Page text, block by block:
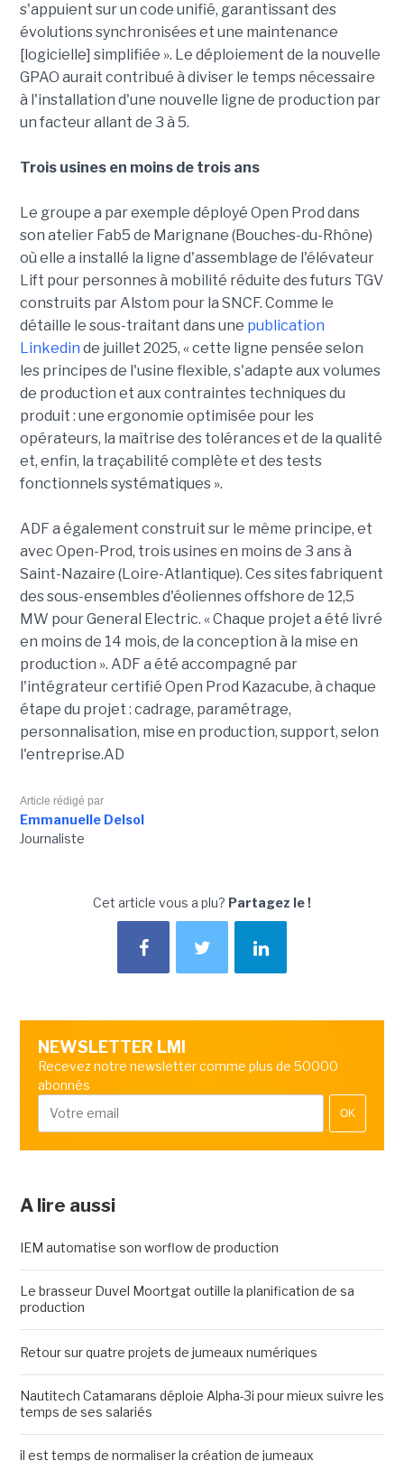
s'appuient sur un code unifié, garantissant des
évolutions synchronisées et une maintenance
[logicielle] simplifiée ». Le déploiement de la nouvelle
GPAO aurait contribué à diviser le temps nécessaire
à l'installation d'une nouvelle ligne de production par
un facteur allant de 3 à 5.
Trois usines en moins de trois ans
Le groupe a par exemple déployé Open Prod dans
son atelier Fab5 de Marignane (Bouches-du-Rhône)
où elle a installé la ligne d'assemblage de l'élévateur
Lift pour personnes à mobilité réduite des futurs TGV
construits par Alstom pour la SNCF. Comme le
détaille le sous-traitant dans une publication
Linkedin de juillet 2025, « cette ligne pensée selon
les principes de l'usine flexible, s'adapte aux volumes
de production et aux contraintes techniques du
produit : une ergonomie optimisée pour les
opérateurs, la maîtrise des tolérances et de la qualité
et, enfin, la traçabilité complète et des tests
fonctionnels systématiques ».
ADF a également construit sur le même principe, et
avec Open-Prod, trois usines en moins de 3 ans à
Saint-Nazaire (Loire-Atlantique). Ces sites fabriquent
des sous-ensembles d'éoliennes offshore de 12,5
MW pour General Electric. « Chaque projet a été livré
en moins de 14 mois, de la conception à la mise en
production ». ADF a été accompagné par
l'intégrateur certifié Open Prod Kazacube, à chaque
étape du projet : cadrage, paramétrage,
personnalisation, mise en production, support, selon
l'entreprise.AD
Article rédigé par
Emmanuelle Delsol
Journaliste
Cet article vous a plu? Partagez le !
NEWSLETTER LMI
Recevez notre newsletter comme plus de 50000
abonnés
OK
A lire aussi
IEM automatise son worflow de production
Le brasseur Duvel Moortgat outille la planification de sa
production
Retour sur quatre projets de jumeaux numériques
Nautitech Catamarans déploie Alpha-3i pour mieux suivre les
temps de ses salariés
il est temps de normaliser la création de jumeaux